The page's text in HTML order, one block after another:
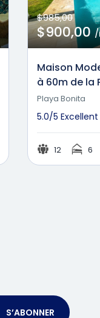
$985,00
$900,00/
Maison
à 60m de la
Playa Bonita
5.0/5 Excellent
12 6
S’ABONNER